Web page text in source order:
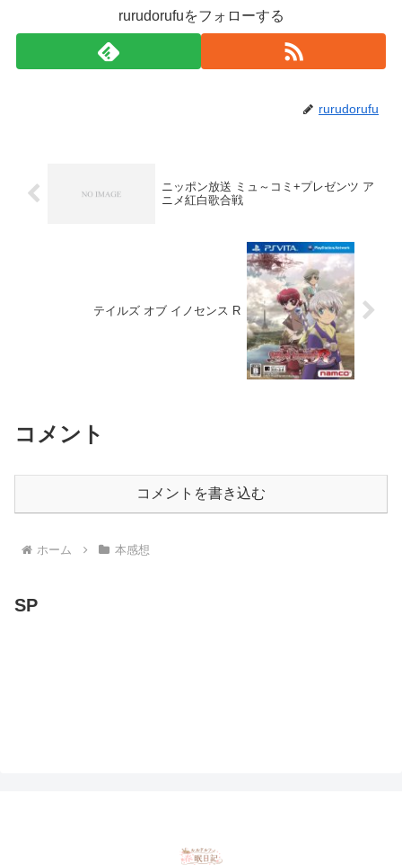
rurudorufuをフォローする
rurudorufu
ニッポン放送 ミュ～コミ+プレゼンツ ア
ニメ紅白歌合戦
テイルズ オブ イノセンス R
コメント
コメントを書き込む
ホーム 本感想
SP